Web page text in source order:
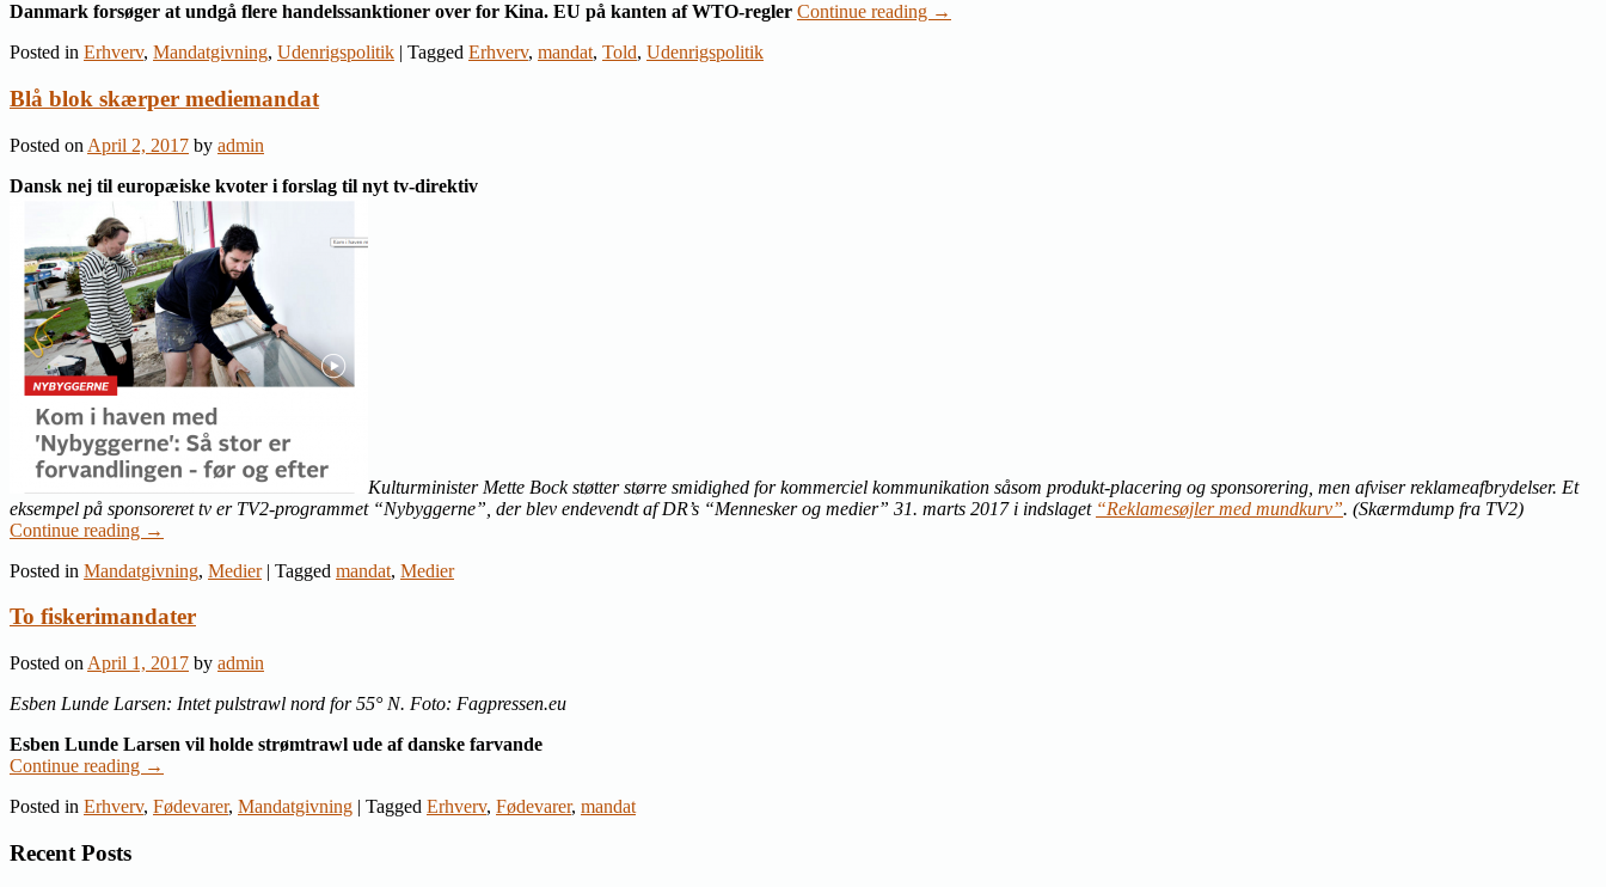
Danmark forsøger at undgå flere handelssanktioner over for Kina. EU på kanten af WTO-regler Continue reading →
Posted in Erhverv, Mandatgivning, Udenrigspolitik | Tagged Erhverv, mandat, Told, Udenrigspolitik
Blå blok skærper mediemandat
Posted on April 2, 2017 by admin
Dansk nej til europæiske kvoter i forslag til nyt tv-direktiv
Kulturminister Mette Bock støtter større smidighed for kommerciel kommunikation såsom produkt-placering og sponsorering, men afviser reklameafbrydelser. Et
eksempel på sponsoreret tv er TV2-programmet “Nybyggerne”, der blev endevendt af DR’s “Mennesker og medier” 31. marts 2017 i indslaget “Reklamesøjler med mundkurv”. (Skærmdump fra TV2)
Continue reading →
Posted in Mandatgivning, Medier | Tagged mandat, Medier
To fiskerimandater
Posted on April 1, 2017 by admin
Esben Lunde Larsen: Intet pulstrawl nord for 55° N. Foto: Fagpressen.eu
Esben Lunde Larsen vil holde strømtrawl ude af danske farvande
Continue reading →
Posted in Erhverv, Fødevarer, Mandatgivning | Tagged Erhverv, Fødevarer, mandat
Recent Posts